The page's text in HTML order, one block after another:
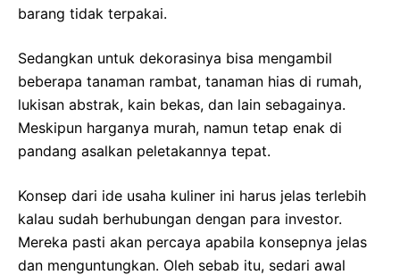
barang tidak terpakai.
Sedangkan untuk dekorasinya bisa mengambil
beberapa tanaman rambat, tanaman hias di rumah,
lukisan abstrak, kain bekas, dan lain sebagainya.
Meskipun harganya murah, namun tetap enak di
pandang asalkan peletakannya tepat.
Konsep dari ide usaha kuliner ini harus jelas terlebih
kalau sudah berhubungan dengan para investor.
Mereka pasti akan percaya apabila konsepnya jelas
dan menguntungkan. Oleh sebab itu, sedari awal